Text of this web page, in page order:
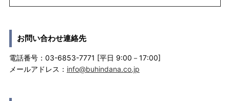
お問い合わせ連絡先
電話番号：03-6853-7771 [平日 9:00－17:00]
メールアドレス： info@buhindana.co.jp